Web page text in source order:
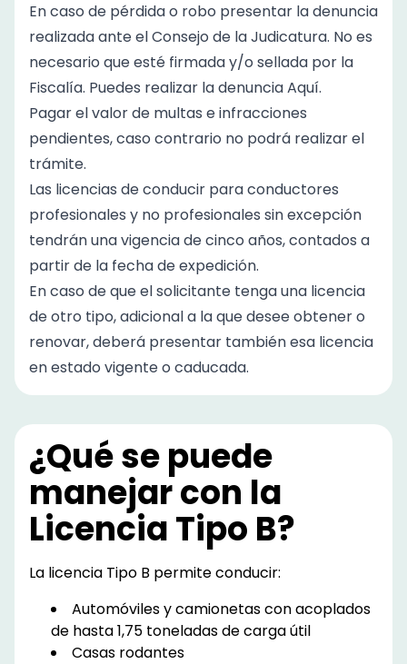
En caso de pérdida o robo presentar la denuncia
realizada ante el Consejo de la Judicatura. No es
necesario que esté firmada y/o sellada por la
Fiscalía. Puedes realizar la denunciaAquí.
Pagar el valor de multas e infracciones
pendientes, caso contrario no podrá realizar el
trámite.
Las licencias de conducir para conductores
profesionales y no profesionales sin excepción
tendrán una vigencia de cinco años, contados a
partir de la fecha de expedición.
En caso de que el solicitante tenga una licencia
de otro tipo, adicional a la que desee obtener o
renovar, deberá presentar también esa licencia
en estado vigente o caducada.
¿Qué se puede
manejar con la
Licencia Tipo B?
La licencia Tipo B permite conducir:
Automóviles y camionetas con acoplados
de hasta 1,75 toneladas de carga útil
Casas rodantes